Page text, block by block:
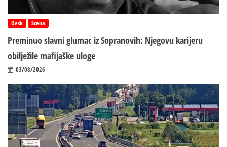
Desk Scena
Preminuo slavni glumac iz Sopranovih: Njegovu karijeru
obilježile mafijaške uloge
03/08/2026